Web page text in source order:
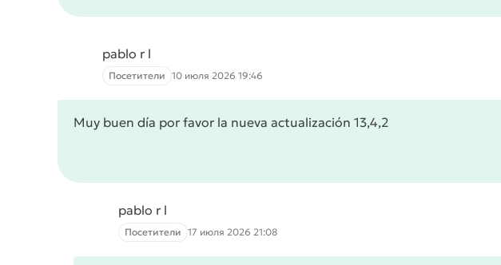
pablo r l
Посетители 10 июля 2026 19:46
Muy buen día por favor la nueva actualización 13,4,2
pablo r l
Посетители 17 июля 2026 21:08